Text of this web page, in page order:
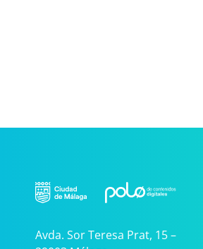
Avda. Sor Teresa Prat, 15 –